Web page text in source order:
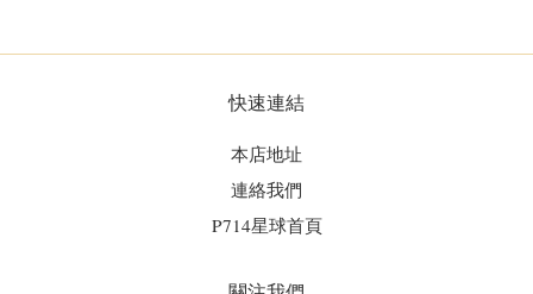
快速連結
本店地址
連絡我們
P714星球首頁